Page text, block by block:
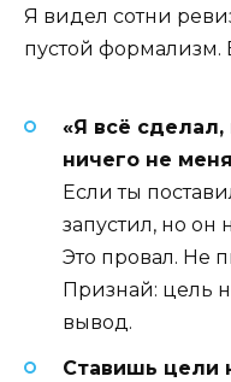
Я видел сотни
пустой формализм.
«Я всё сделал,
ничего не
Если ты
запустил, но он
Это провал. Не
Признай: цель
вывод.
Ставишь цели